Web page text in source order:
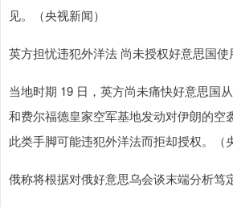
见。（央视新闻）
英方担忧违犯外洋法 尚未授权好意思国
当地时期 19 日，英方尚未痛快好意思国
和费尔福德皇家空军基地发动对伊朗的空
此类手脚可能违犯外洋法而拒却授权。（
俄称将根据对俄好意思乌会谈末端分析笃